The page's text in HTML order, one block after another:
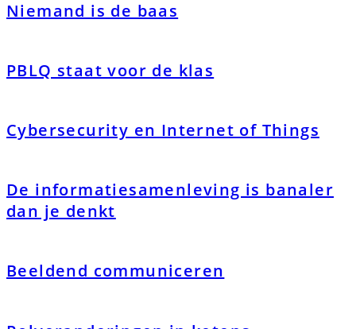
Niemand is de baas
PBLQ staat voor de klas
Cybersecurity en Internet of Things
De informatiesamenleving is banaler
dan je denkt
Beeldend communiceren